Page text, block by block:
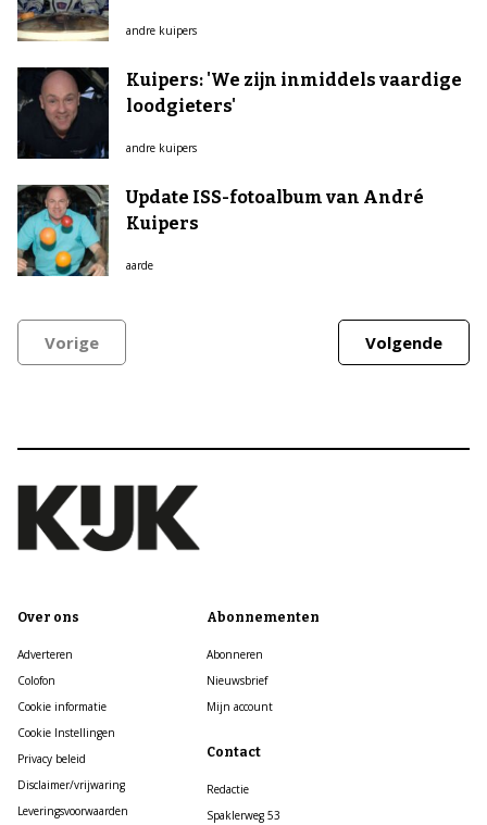
andre kuipers
Kuipers: 'We zijn inmiddels vaardige
loodgieters'
andre kuipers
Update ISS-fotoalbum van André
Kuipers
aarde
Vorige Volgende
Over ons
Adverteren
Colofon
Cookie informatie
Cookie Instellingen
Privacy beleid
Disclaimer/vrijwaring
Leveringsvoorwaarden
Abonnementen
Abonneren
Nieuwsbrief
Mijn account
Contact
Redactie
Spaklerweg 53